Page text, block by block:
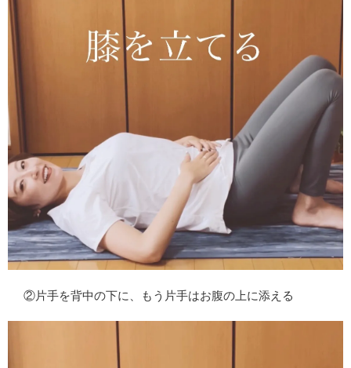
②片手を背中の下に、もう片手はお腹の上に添える